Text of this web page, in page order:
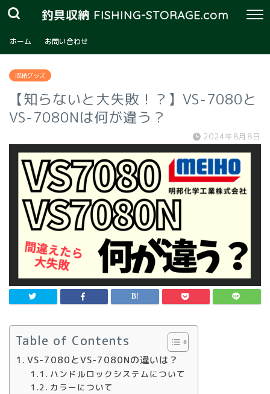
釣具収納 FISHING-STORAGE.com
ホーム お問い合わせ
収納グッズ
【知らないと大失敗！？】VS-7080と
VS-7080Nは何が違う？
2024年8月8日
Table of Contents
VS-7080とVS-7080Nの違いは？
ハンドルロックシステムについて
カラーについて